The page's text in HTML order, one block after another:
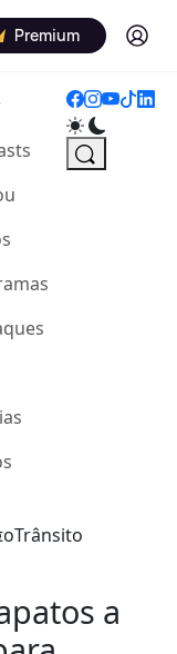
Premium Log in
(current)
Trânsito
a